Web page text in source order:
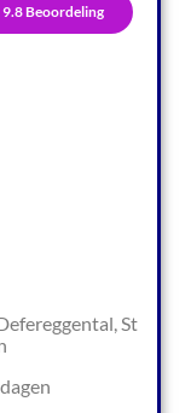
9.8 Beoordeling
St